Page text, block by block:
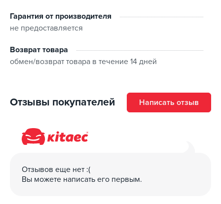
Гарантия от производителя
не предоставляется
Возврат товара
обмен/возврат товара в течение 14 дней
Отзывы покупателей Написать отзыв
Отзывов еще нет :(
Вы можете написать его первым.